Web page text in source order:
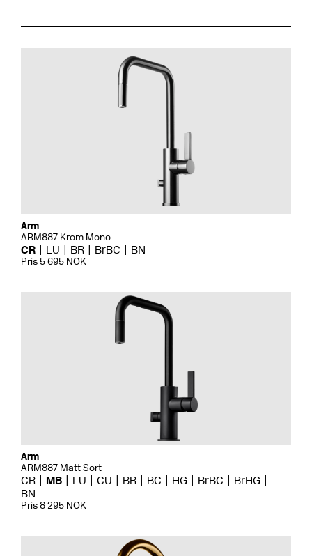
Arm
ARM887 Krom Mono
CR LU BR BrBC BN
Pris 5 695 NOK
Arm
ARM887 Matt Sort
CR MB LU CU BR BC HG BrBC
BrHG
BN
Pris 8 295 NOK